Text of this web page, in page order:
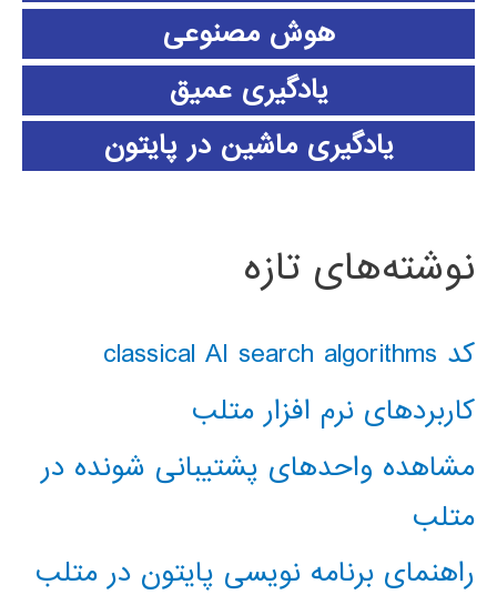
هوش مصنوعی
یادگیری عمیق
یادگیری ماشین در پایتون
نوشته‌های تازه
کد classical AI search algorithms
کاربردهای نرم افزار متلب
مشاهده واحدهای پشتیبانی شونده در
متلب
راهنمای برنامه نویسی پایتون در متلب